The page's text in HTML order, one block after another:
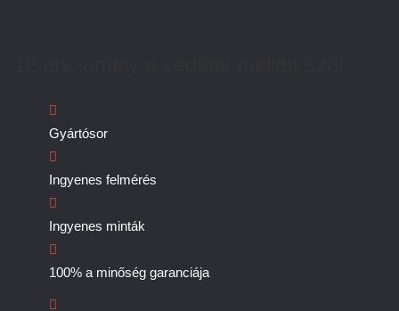
Gyártósor
Ingyenes felmérés
Ingyenes minták
100% a minőség garanciája